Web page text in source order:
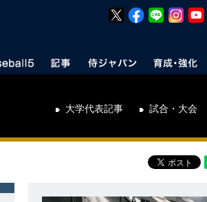
大学代表記事 試合・大会